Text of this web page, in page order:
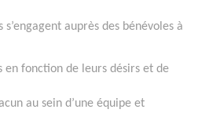
auprès des bénévoles à
en fonction de leurs désirs et de
au sein d’une équipe et